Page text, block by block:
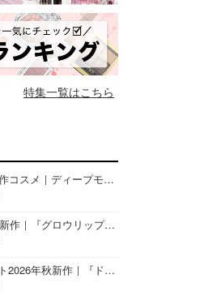
特集一覧はこちら
ニベア26年秋新作コスメ｜ディープモイスチャーリップの美容液タイプや2in1ボディクリームスクラブも
オペラ2026年秋新作｜『グロウリップティント』の新色・限定色はローズジャムカラー♡全4色をレビュー
ジルスチュアート2026年秋新作｜『ドレスドブルーム アイズ』新色や限定ハイライト・リップをレビュー